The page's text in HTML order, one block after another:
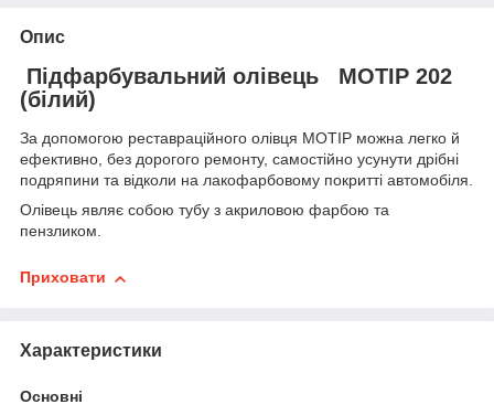
Опис
Підфарбувальний олівець MOTIP 202
(білий)
За допомогою реставраційного олівця MOTIP можна легко й
ефективно, без дорогого ремонту, самостійно усунути дрібні
подряпини та відколи на лакофарбовому покритті автомобіля.
Олівець являє собою тубу з акриловою фарбою та
пензликом.
Приховати
Характеристики
Основні